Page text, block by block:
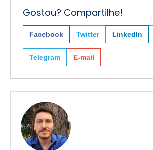
Gostou? Compartilhe!
Facebook Twitter LinkedIn
Telegram E-mail